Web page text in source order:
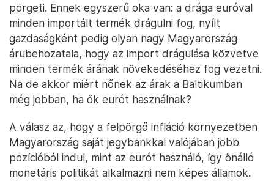
pörgeti. Ennek egyszerű oka van: a drága euróval
minden importált termék drágulni fog, nyílt
gazdaságként pedig olyan nagy Magyarország
árubehozatala, hogy az import drágulása közvetve
minden termék árának növekedéséhez fog vezetni.
Na de akkor miért nőnek az árak a Baltikumban
még jobban, ha ők eurót használnak?
A válasz az, hogy a felpörgő infláció környezetben
Magyarország saját jegybankkal valójában jobb
pozícióból indul, mint az eurót használó, így önálló
monetáris politikát alkalmazni nem képes államok.